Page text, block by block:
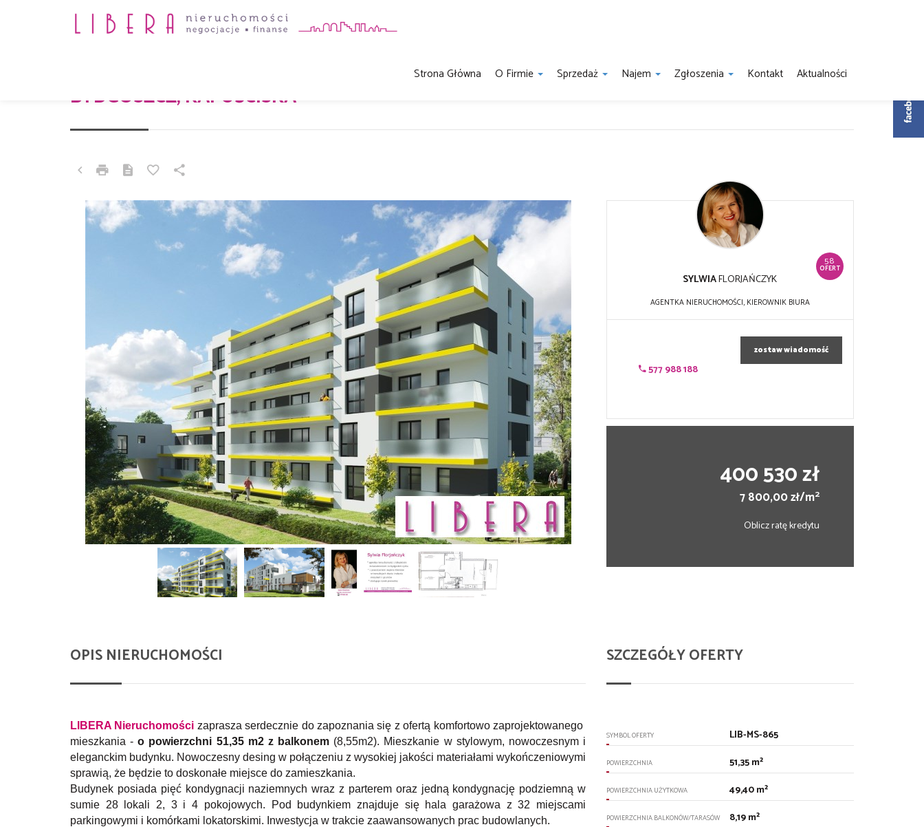
Strona Główna O Firmie Sprzedaż Najem Zgłoszenia Kontakt Aktualności
BYDGOSZCZ, KAPUŚCISKA
58
OFERT
SYLWIAFLORJAŃCZYK
AGENTKA NIERUCHOMOŚCI, KIEROWNIK BIURA
577 988 188
zostaw wiadomość
400 530 zł
7 800,00 zł/m2
Oblicz ratę kredytu
OPIS NIERUCHOMOŚCI
LIBERA Nieruchomości zaprasza serdecznie do zapoznania się z ofertą komfortowo zaprojektowanego
mieszkania - o powierzchni 51,35 m2 z balkonem (8,55m2). Mieszkanie w stylowym, nowoczesnym i
eleganckim budynku. Nowoczesny desing w połączeniu z wysokiej jakości materiałami wykończeniowymi
sprawią, że będzie to doskonałe miejsce do zamieszkania.
Budynek posiada pięć kondygnacji naziemnych wraz z parterem oraz jedną kondygnację podziemną w
sumie 28 lokali 2, 3 i 4 pokojowych. Pod budynkiem znajduje się hala garażowa z 32 miejscami
parkingowymi i komórkami lokatorskimi. Inwestycja w trakcie zaawansowanych prac budowlanych.
SZCZEGÓŁY OFERTY
SYMBOL OFERTY LIB-MS-865
POWIERZCHNIA 51,35 m²
POWIERZCHNIA UŻYTKOWA 49,40 m²
POWIERZCHNIA BALKONÓW/TARASÓW 8,19 m²